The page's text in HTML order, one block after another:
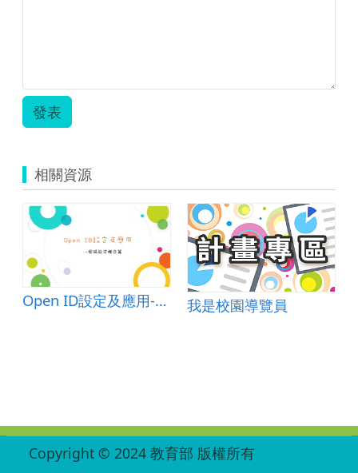
發表
相關資源
Open ID設定及應用-密碼設定概念篇 我是校園導覽員
Copyright © 2024 教育部 版權所有